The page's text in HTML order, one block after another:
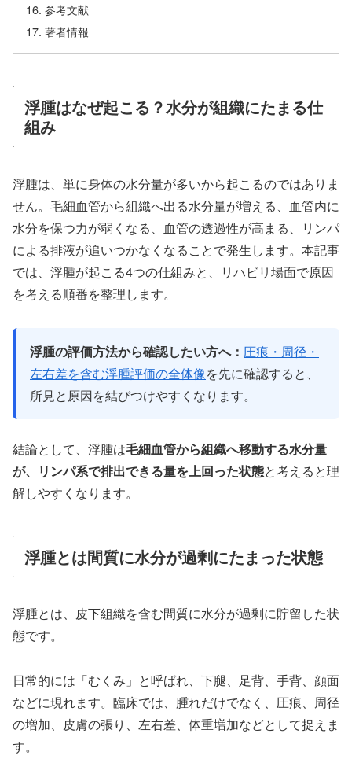
参考文献
著者情報
浮腫はなぜ起こる？水分が組織にたまる仕
組み
浮腫は、単に身体の水分量が多いから起こるのではありま
せん。毛細血管から組織へ出る水分量が増える、血管内に
水分を保つ力が弱くなる、血管の透過性が高まる、リンパ
による排液が追いつかなくなることで発生します。本記事
では、浮腫が起こる4つの仕組みと、リハビリ場面で原因
を考える順番を整理します。
浮腫の評価方法から確認したい方へ： 圧痕・周径・
左右差を含む浮腫評価の全体像を先に確認すると、
所見と原因を結びつけやすくなります。
結論として、浮腫は毛細血管から組織へ移動する水分量
が、リンパ系で排出できる量を上回った状態と考えると理
解しやすくなります。
浮腫とは間質に水分が過剰にたまった状態
浮腫とは、皮下組織を含む間質に水分が過剰に貯留した状
態です。
日常的には「むくみ」と呼ばれ、下腿、足背、手背、顔面
などに現れます。臨床では、腫れだけでなく、圧痕、周径
の増加、皮膚の張り、左右差、体重増加などとして捉えま
す。